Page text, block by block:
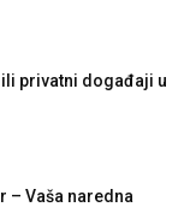
privatni događaji u
– Vaša naredna